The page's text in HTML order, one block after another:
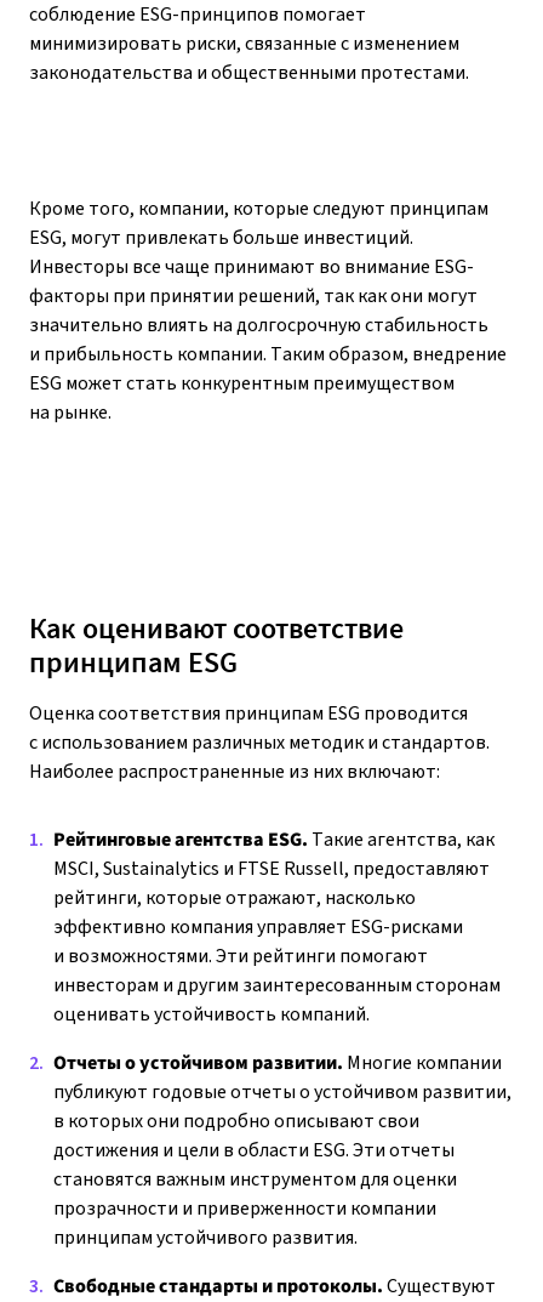
соблюдение ESG-принципов помогает
минимизировать риски, связанные с изменением
законодательства и общественными протестами.
Кроме того, компании, которые следуют принципам
ESG, могут привлекать больше инвестиций.
Инвесторы все чаще принимают во внимание ESG-
факторы при принятии решений, так как они могут
значительно влиять на долгосрочную стабильность
и прибыльность компании. Таким образом, внедрение
ESG может стать конкурентным преимуществом
на рынке.
Как оценивают соответствие
принципам ESG
Оценка соответствия принципам ESG проводится
с использованием различных методик и стандартов.
Наиболее распространенные из них включают:
Рейтинговые агентства ESG. Такие агентства, как
MSCI, Sustainalytics и FTSE Russell, предоставляют
рейтинги, которые отражают, насколько
эффективно компания управляет ESG-рисками
и возможностями. Эти рейтинги помогают
инвесторам и другим заинтересованным сторонам
оценивать устойчивость компаний.
Отчеты о устойчивом развитии. Многие компании
публикуют годовые отчеты о устойчивом развитии,
в которых они подробно описывают свои
достижения и цели в области ESG. Эти отчеты
становятся важным инструментом для оценки
прозрачности и приверженности компании
принципам устойчивого развития.
Свободные стандарты и протоколы.Существуют